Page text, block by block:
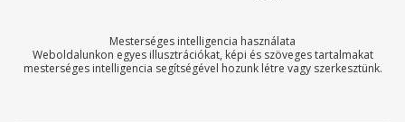
Mesterséges intelligencia használata
Weboldalunkon egyes illusztrációkat, képi és szöveges tartalmakat
mesterséges intelligencia segítségével hozunk létre vagy szerkesztünk.